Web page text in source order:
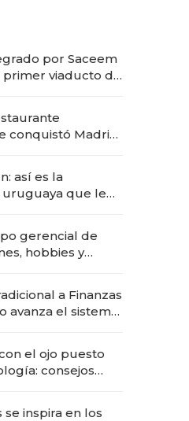
por Saceem
primer viaducto de
conquistó Madrid:
apertura
así es la
que le
gerencial de
hobbies y
a Finanzas
avanza el sistema
el ojo puesto
consejos
inspira en los